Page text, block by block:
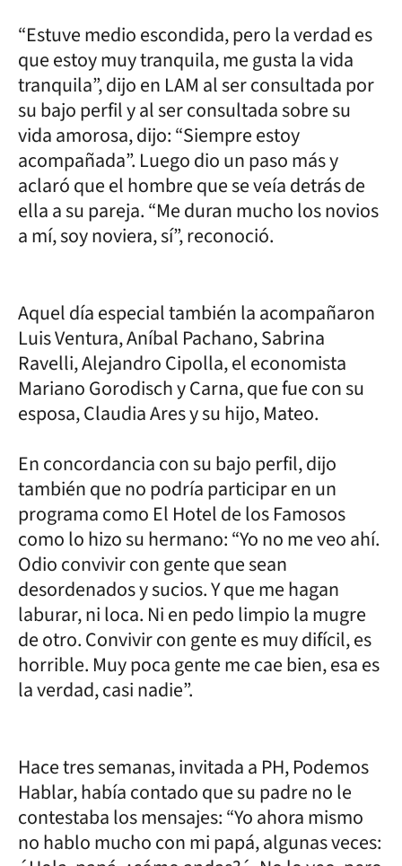
“Estuve medio escondida, pero la verdad es
que estoy muy tranquila, me gusta la vida
tranquila”, dijo en LAM al ser consultada por
su bajo perfil y al ser consultada sobre su
vida amorosa, dijo: “Siempre estoy
acompañada”. Luego dio un paso más y
aclaró que el hombre que se veía detrás de
ella a su pareja. “Me duran mucho los novios
a mí, soy noviera, sí”, reconoció.
Aquel día especial también la acompañaron
Luis Ventura, Aníbal Pachano, Sabrina
Ravelli, Alejandro Cipolla, el economista
Mariano Gorodisch y Carna, que fue con su
esposa, Claudia Ares y su hijo, Mateo.
En concordancia con su bajo perfil, dijo
también que no podría participar en un
programa como El Hotel de los Famosos
como lo hizo su hermano: “Yo no me veo ahí.
Odio convivir con gente que sean
desordenados y sucios. Y que me hagan
laburar, ni loca. Ni en pedo limpio la mugre
de otro. Convivir con gente es muy difícil, es
horrible. Muy poca gente me cae bien, esa es
la verdad, casi nadie”.
Hace tres semanas, invitada a PH, Podemos
Hablar, había contado que su padre no le
contestaba los mensajes: “Yo ahora mismo
no hablo mucho con mi papá, algunas veces: